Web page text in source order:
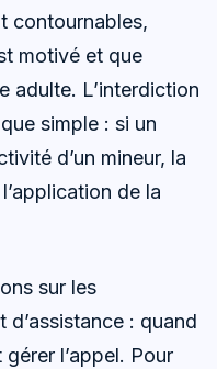
contournables,
motivé et que
adulte. L’interdiction
simple : si un
d’un mineur, la
de la
sur les
: quand
l’appel. Pour